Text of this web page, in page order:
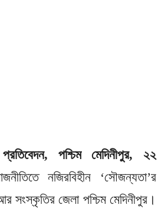
পশ্চিম মেদিনীপুর, ২২
নজিরবিহীন ‘সৌজন্যতা’র
সংস্কৃতির জেলা পশ্চিম মেদিনীপুর।